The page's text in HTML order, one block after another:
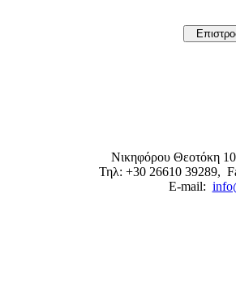
Νικηφόρου Θεοτόκη
Τηλ: +30 26610 39289,
E-mail: